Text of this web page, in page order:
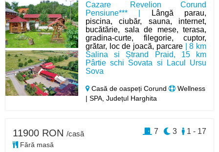
Cazare Revelion Corund
Pensiune*** |
Lângă parau,
piscina, ciubăr, sauna, internet,
bucătărie, sala de mese, terasa,
gradina-curte, filegorie, cuptor,
grătar, loc de joacă, parcare| 8 km
Salina si Ștrand Praid, 15 km
Pârtie schi Sovata si Lacul Ursu
Sova
Casă de oaspeți Corund
Wellness
| SPA, Județul Harghita
11900 RON /casă
Fără masă
1 - 17
3
7